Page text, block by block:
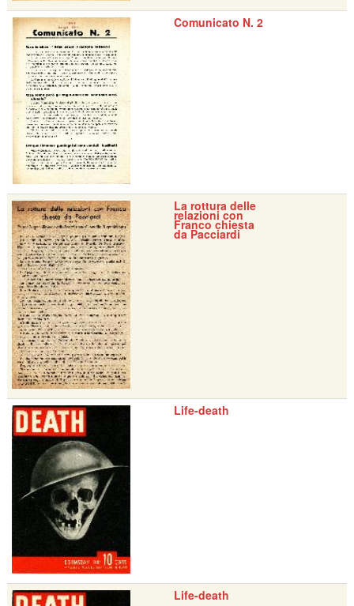
Comunicato N. 2
La rottura delle
relazioni con
Franco chiesta
da Pacciardi
Life-death
Life-death